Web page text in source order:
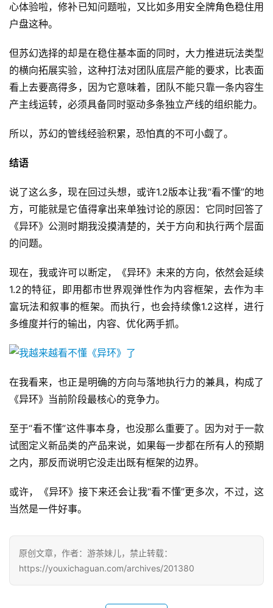
心体验啦，修补已知问题啦，又比如多用安全牌角色稳住用
户盘这种。
但苏幻选择的却是在稳住基本面的同时，大力推进玩法类型
的横向拓展实验，这种打法对团队底层产能的要求，比表面
看上去要高得多，因为它意味着，团队不能只靠一条内容生
产主线运转，必须具备同时驱动多条独立产线的组织能力。
所以，苏幻的管线经验积累，恐怕真的不可小觑了。
结语
说了这么多，现在回过头想，或许1.2版本让我“看不懂”的地
方，可能就是它值得拿出来单独讨论的原因：它同时回答了
《异环》公测时期我没摸清楚的，关于方向和执行两个层面
的问题。
现在，我或许可以断定，《异环》未来的方向，依然会延续
1.2的特征，即用都市世界观弹性作为内容框架，去作为丰
富玩法和叙事的框架。而执行，也会持续像1.2这样，进行
多维度并行的输出，内容、优化两手抓。
在我看来，也正是明确的方向与落地执行力的兼具，构成了
《异环》当前阶段最核心的竞争力。
至于“看不懂”这件事本身，也没那么重要了。因为对于一款
试图定义新品类的产品来说，如果每一步都在所有人的预期
之内，那反而说明它没走出既有框架的边界。
或许，《异环》接下来还会让我“看不懂”更多次，不过，这
当然是一件好事。
原创文章，作者：游茶妹儿，禁止转载：
https://youxichaguan.com/archives/201380